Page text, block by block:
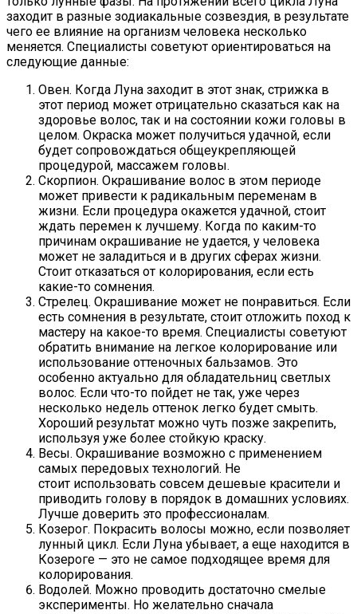
заходит в разные зодиакальные созвездия, в результате
чего ее влияние на организм человека несколько
меняется. Специалисты советуют ориентироваться на
следующие данные:
Овен. Когда Луна заходит в этот знак, стрижка в
этот период может отрицательно сказаться как на
здоровье волос, так и на состоянии кожи головы в
целом. Окраска может получиться удачной, если
будет сопровождаться общеукрепляющей
процедурой, массажем головы.
Скорпион. Окрашивание волос в этом периоде
может привести к радикальным переменам в
жизни. Если процедура окажется удачной, стоит
ждать перемен к лучшему. Когда по каким-то
причинам окрашивание не удается, у человека
может не заладиться и в других сферах жизни.
Стоит отказаться от колорирования, если есть
какие-то сомнения.
Стрелец. Окрашивание может не понравиться. Если
есть сомнения в результате, стоит отложить поход к
мастеру на какое-то время. Специалисты советуют
обратить внимание на легкое колорирование или
использование оттеночных бальзамов. Это
особенно актуально для обладательниц светлых
волос. Если что-то пойдет не так, уже через
несколько недель оттенок легко будет смыть.
Хороший результат можно чуть позже закрепить,
используя уже более стойкую краску.
Весы. Окрашивание возможно с применением
самых передовых технологий. Не
стоит использовать совсем дешевые красители и
приводить голову в порядок в домашних условиях.
Лучше доверить это профессионалам.
Козерог. Покрасить волосы можно, если позволяет
лунный цикл. Если Луна убывает, а еще находится в
Козероге — это не самое подходящее время для
колорирования.
Водолей. Можно проводить достаточно смелые
эксперименты. Но желательно сначала